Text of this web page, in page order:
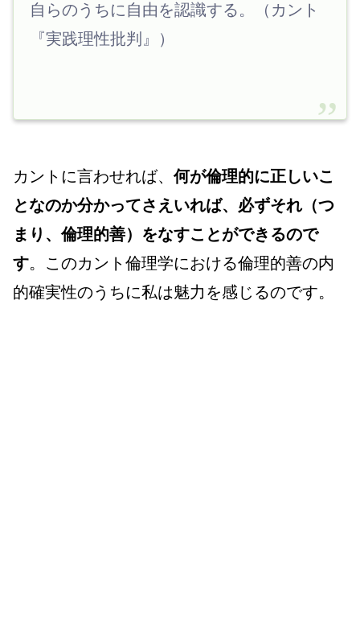
自らのうちに自由を認識する。（カント
『実践理性批判』）
カントに言わせれば、何が倫理的に正しいこ
となのか分かってさえいれば、必ずそれ（つ
まり、倫理的善）をなすことができるので
す。このカント倫理学における倫理的善の内
的確実性のうちに私は魅力を感じるのです。